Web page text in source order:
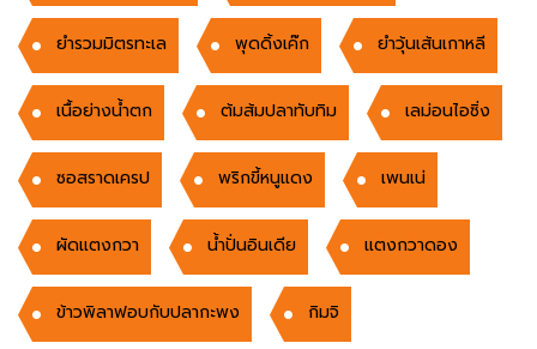
ยำรวมมิตรทะเล พุดดิ้งเค๊ก ยำวุ้นเส้นเกาหลี
เนื้อย่างน้ำตก ต้มส้มปลาทับทิม เลม่อนไอซิ่ง
ซอสราดเครป พริกขี้หนูแดง เพนเน่
ผัดแตงกวา น้ำปั่นอินเดีย แตงกวาดอง
ข้าวพิลาฟอบกับปลากะพง กิมจิ